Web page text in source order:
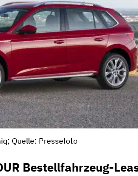
Quelle: Pressefoto
Bestellfahrzeug-